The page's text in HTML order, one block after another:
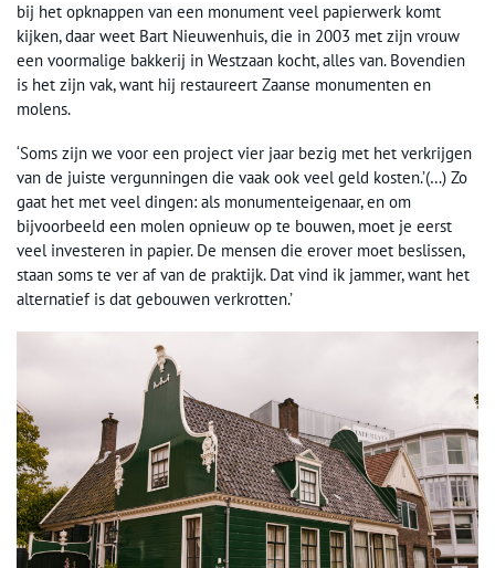
bij het opknappen van een monument veel papierwerk komt
kijken, daar weet Bart Nieuwenhuis, die in 2003 met zijn vrouw
een voormalige bakkerij in Westzaan kocht, alles van. Bovendien
is het zijn vak, want hij restaureert Zaanse monumenten en
molens.
‘Soms zijn we voor een project vier jaar bezig met het verkrijgen
van de juiste vergunningen die vaak ook veel geld kosten.’(…) Zo
gaat het met veel dingen: als monumenteigenaar, en om
bijvoorbeeld een molen opnieuw op te bouwen, moet je eerst
veel investeren in papier. De mensen die erover moet beslissen,
staan soms te ver af van de praktijk. Dat vind ik jammer, want het
alternatief is dat gebouwen verkrotten.’